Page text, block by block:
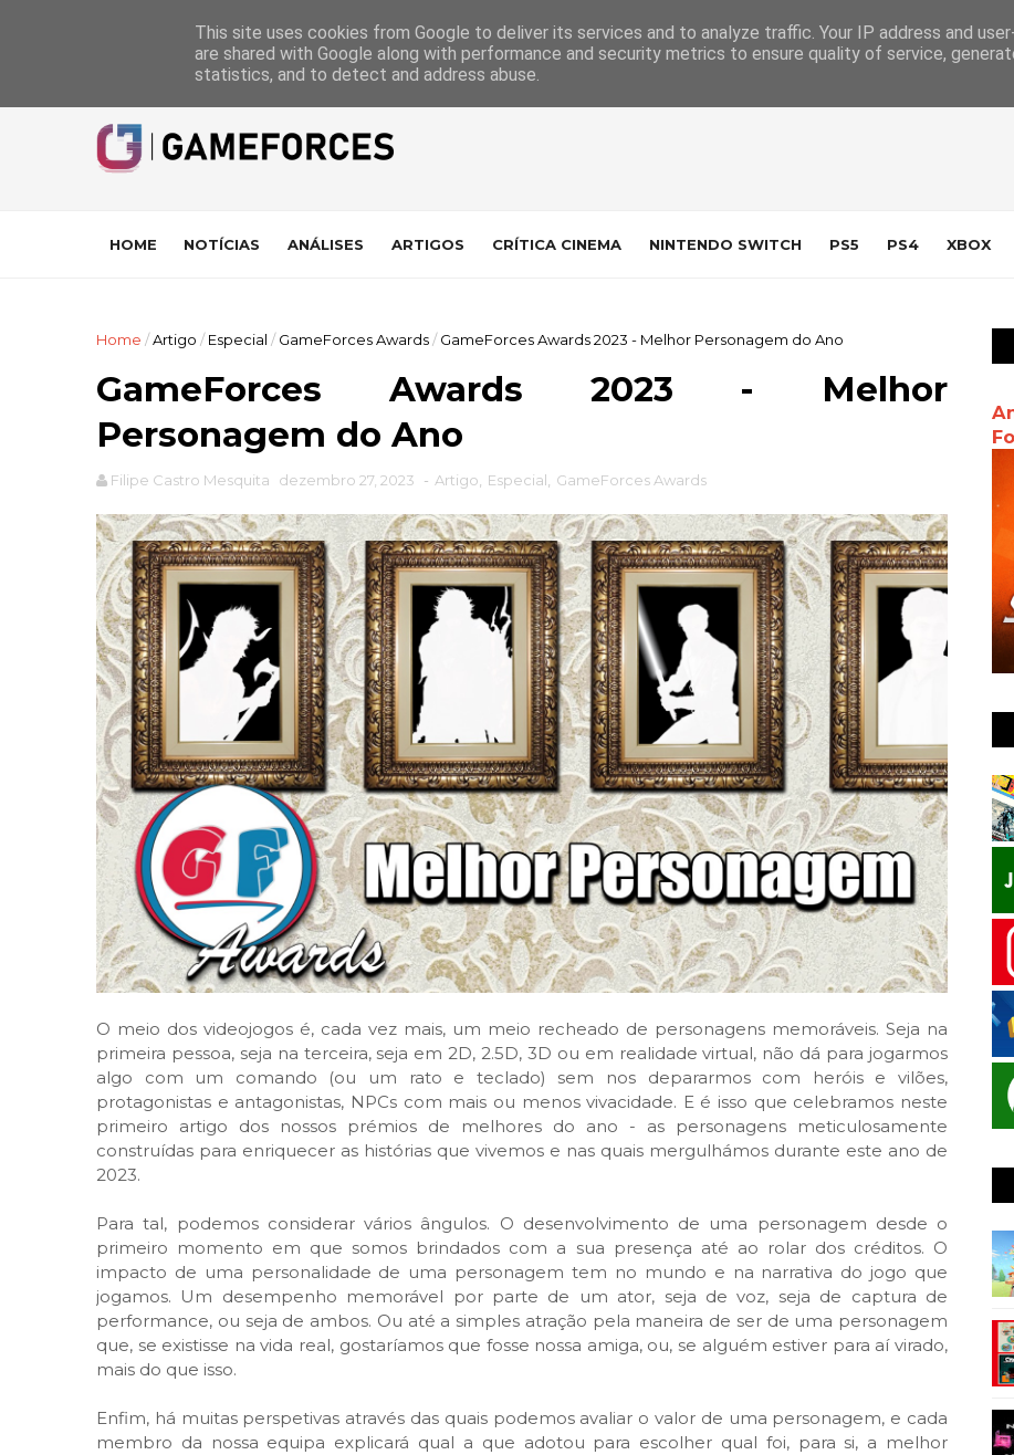
A equipa Pontuações das Análises Suporte da Indústria Contacto
HOME NOTÍCIAS ANÁLISES ARTIGOS CRÍTICA CINEMA NINTENDO SWITCH PS5 PS4 XBOX
Home /Artigo / Especial / GameForces Awards/ GameForces Awards 2023 - Melhor Personagem do Ano
GameForces Awards 2023 - Melhor
Personagem do Ano
Filipe Castro Mesquita dezembro 27, 2023 - Artigo Especial GameForces Awards
O meio dos videojogos é, cada vez mais, um meio recheado de personagens memoráveis. Seja na
primeira pessoa, seja na terceira, seja em 2D, 2.5D, 3D ou em realidade virtual, não dá para jogarmos
algo com um comando (ou um rato e teclado) sem nos depararmos com heróis e vilões,
protagonistas e antagonistas, NPCs com mais ou menos vivacidade. E é isso que celebramos neste
primeiro artigo dos nossos prémios de melhores do ano - as personagens meticulosamente
construídas para enriquecer as histórias que vivemos e nas quais mergulhámos durante este ano de
2023.
Para tal, podemos considerar vários ângulos. O desenvolvimento de uma personagem desde o
primeiro momento em que somos brindados com a sua presença até ao rolar dos créditos. O
impacto de uma personalidade de uma personagem tem no mundo e na narrativa do jogo que
jogamos. Um desempenho memorável por parte de um ator, seja de voz, seja de captura de
performance, ou seja de ambos. Ou até a simples atração pela maneira de ser de uma personagem
que, se existisse na vida real, gostaríamos que fosse nossa amiga, ou, se alguém estiver para aí virado,
mais do que isso.
Enfim, há muitas perspetivas através das quais podemos avaliar o valor de uma personagem, e cada
membro da nossa equipa explicará qual a que adotou para escolher qual foi, para si, a melhor
This site uses cookies from Google to deliver its services and to analyze traffic. Your IP address and
are shared with Google along with performance and security metrics to ensure quality of service,
statistics, and to detect and address abuse.